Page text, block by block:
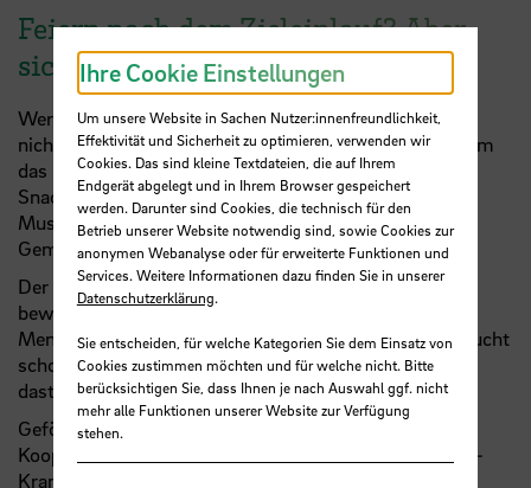
Feiern nach dem Zieleinlauf? Aber
sicher!
Wer glaubt, nach dem Lauf sei Schluss, kennt Bremen
nicht. Im Anschluss wurde auf dem Firmenfest rund um
das Paulaners im Wehrschloss ordentlich gefeiert. Bei
Snacks, kühlen Getränken und Musik wurde der
Muskelkater einfach weggelacht – und nebenbei das
Gemeinschaftsgefühl weiter gestärkt.
Der Bremer Firmenlauf zur Spätschicht hat erneut
bewiesen, dass Bewegung, Miteinander und
Menschlichkeit ein unschlagbares Team sind. Wer braucht
schon eine Stoppuhr, wenn am Ende alle als Gewinner
dastehen?
Gefördert wird der Firmenlauf im Rahmen der
Kooperation
von der hkk und TK-
Krankenkasse.
Ihre Cookie Einstellungen
Um unsere Website in Sachen Nutzer:innenfreundlichkeit,
Effektivität und Sicherheit zu optimieren, verwenden wir
Cookies. Das sind kleine Textdateien, die auf Ihrem
Endgerät abgelegt und in Ihrem Browser gespeichert
werden. Darunter sind Cookies, die technisch für den
Betrieb unserer Website notwendig sind, sowie Cookies zur
anonymen Webanalyse oder für erweiterte Funktionen und
Services. Weitere Informationen dazu finden Sie in unserer
Datenschutzerklärung.
Sie entscheiden, für welche Kategorien Sie dem Einsatz von
Cookies zustimmen möchten und für welche nicht. Bitte
berücksichtigen Sie, dass Ihnen je nach Auswahl ggf. nicht
mehr alle Funktionen unserer Website zur Verfügung
stehen.